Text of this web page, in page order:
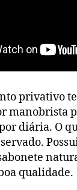
privativo
manobrista
diária. O
qualidade.